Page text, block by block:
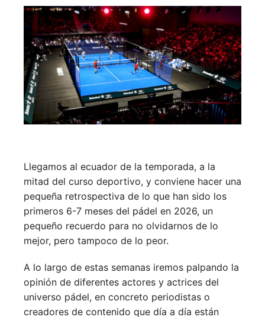
Llegamos al ecuador de la temporada, a la
mitad del curso deportivo, y conviene hacer una
pequeña retrospectiva de lo que han sido los
primeros 6-7 meses del pádel en 2026, un
pequeño recuerdo para no olvidarnos de lo
mejor, pero tampoco de lo peor.
A lo largo de estas semanas iremos palpando la
opinión de diferentes actores y actrices del
universo pádel, en concreto periodistas o
creadores de contenido que día a día están